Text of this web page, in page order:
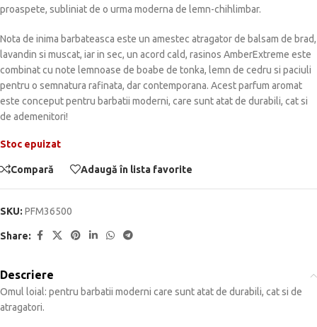
proaspete, subliniat de o urma moderna de lemn-chihlimbar.
Nota de inima barbateasca este un amestec atragator de balsam de brad,
lavandin si muscat, iar in sec, un acord cald, rasinos AmberExtreme este
combinat cu note lemnoase de boabe de tonka, lemn de cedru si paciuli
pentru o semnatura rafinata, dar contemporana. Acest parfum aromat
este conceput pentru barbatii moderni, care sunt atat de durabili, cat si
de ademenitori!
Stoc epuizat
Compară Adaugă în lista favorite
SKU: PFM36500
Share:
Descriere
Omul loial: pentru barbatii moderni care sunt atat de durabili, cat si de
atragatori.